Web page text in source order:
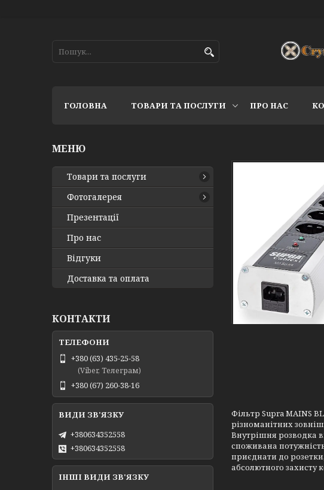
ГОЛОВНА ТОВАРИ ТА ПОСЛУГИ ПРО НАС
Фільтр Supra MAINS
різноманітних
Внутрішня розводка
споживана
приєднати до
абсолютного захисту
Товари та послуги
Фотогалерея
Презентації
Про нас
Відгуки
Доставка та оплата
КОНТАКТИ
+380 (63) 435-25-58
(Viber, Телеграм)
+380 (67) 260-38-16
+380634352558
+380634352558
ІНШІ ВИДИ ЗВ'ЯЗКУ